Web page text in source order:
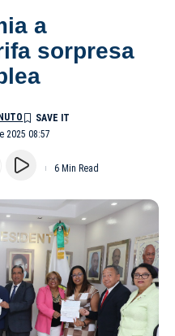
a
sorpresa
2025 08:57
6 Min Read